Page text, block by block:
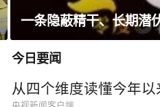
赖清德逃跑演练有美方
今日要闻
从四个维度读懂今年